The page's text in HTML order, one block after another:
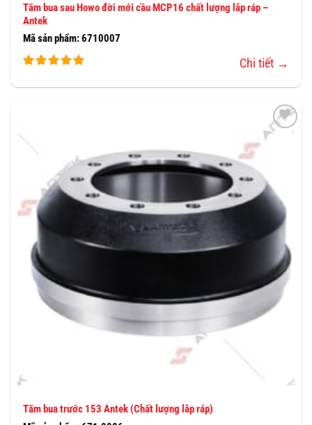
Tăm bua sau Howo đời mới cầu MCP16 chất lượng lắp ráp –
Antek
Mã sản phẩm: 6710007
Chi tiết →
THÊM
THÍCH
Tăm bua trước 153 Antek (Chất lượng lắp ráp)